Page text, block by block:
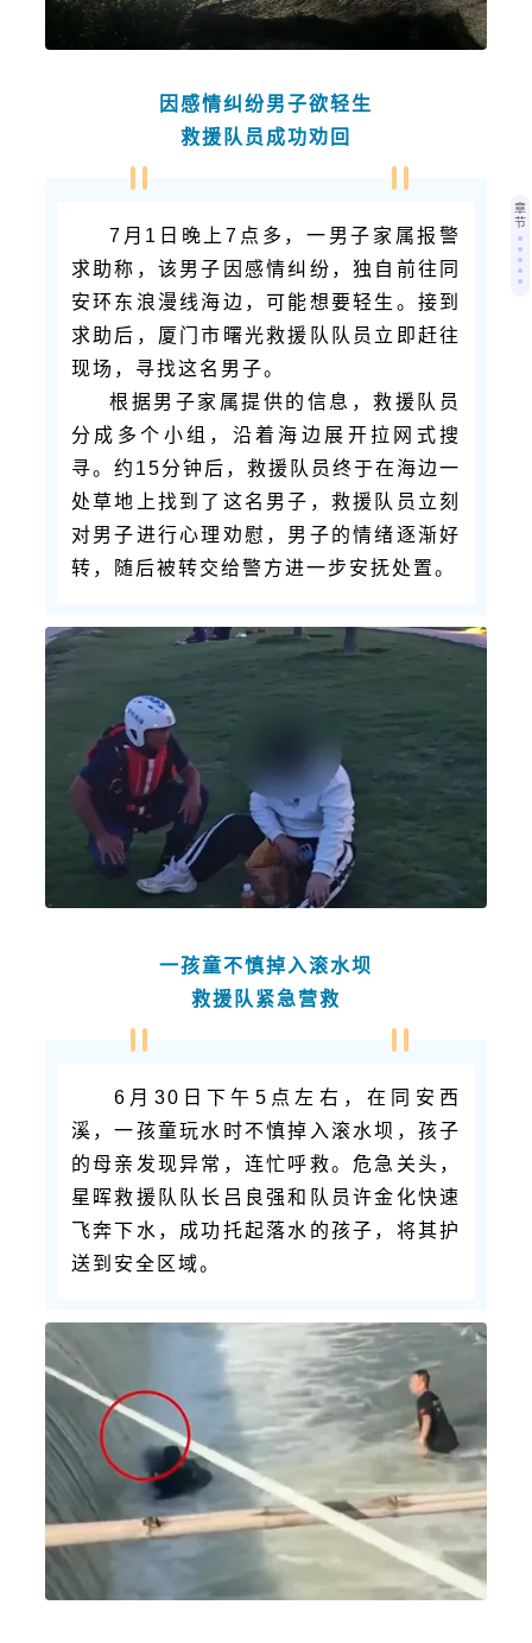
因感情纠纷男子欲轻生
救援队员成功劝回
7月1日晚上7点多，一 男子家属报警
求助称，该男子 因感情纠纷，独自前往同
安环东浪漫线海边，可能想要轻生。接到
求助后，厦门市曙光救援队队员立即赶往
现场，寻找这名男子。
根据男子家属提供的信息，救援队员
分成多个小组，沿着海边展开拉网式搜
寻。约15分钟后，救援队员终于在海边一
处草地上找到了这名男子，救援队员立刻
对男子进行心理劝慰，男子的情绪逐渐好
转，随后被转交给警方进一步安抚处置。
一孩童不慎掉入滚水坝
救援队紧急营救
6月30日下午5点左右，在同安西
溪，一孩童玩水时不慎掉入滚水坝，孩子
的母亲发现异常，连忙呼救。危急关头，
星晖救援队队长吕良强和队员许金化快速
飞奔下水，成功托起落水的孩子，将其护
送到安全区域。
章
节